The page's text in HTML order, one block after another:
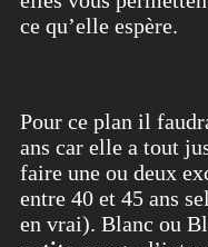
ce qu’elle espère.
Pour ce plan il
ans car elle a tout
faire une ou deux
entre 40 et 45 ans
en vrai). Blanc ou